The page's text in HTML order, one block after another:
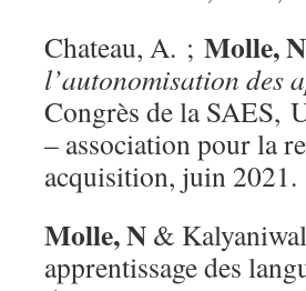
Chateau, A. ; Molle, N
l’autonomisation des
Congrès de la SAES,
– association pour la
acquisition, juin 2021.
Molle, N &
apprentissage des